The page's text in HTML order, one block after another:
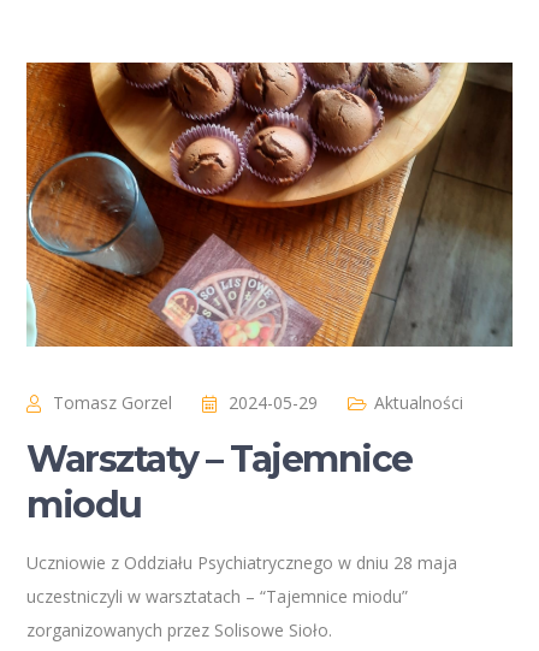
Tomasz Gorzel 2024-05-29 Aktualności
Warsztaty – Tajemnice
miodu
Uczniowie z Oddziału Psychiatrycznego w dniu 28 maja
uczestniczyli w warsztatach – “Tajemnice miodu”
zorganizowanych przez Solisowe Sioło.